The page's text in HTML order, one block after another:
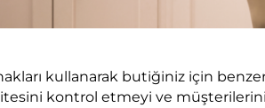
kullanarak butiğiniz için
kontrol etmeyi ve